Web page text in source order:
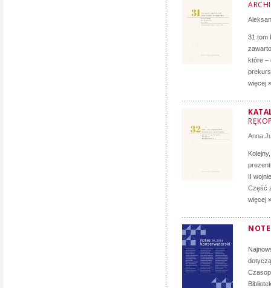
31 tom
które –
więcej »
Anna
II
Część
więcej »